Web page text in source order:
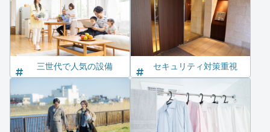
三世代で人気の設備 セキュリティ対策重視